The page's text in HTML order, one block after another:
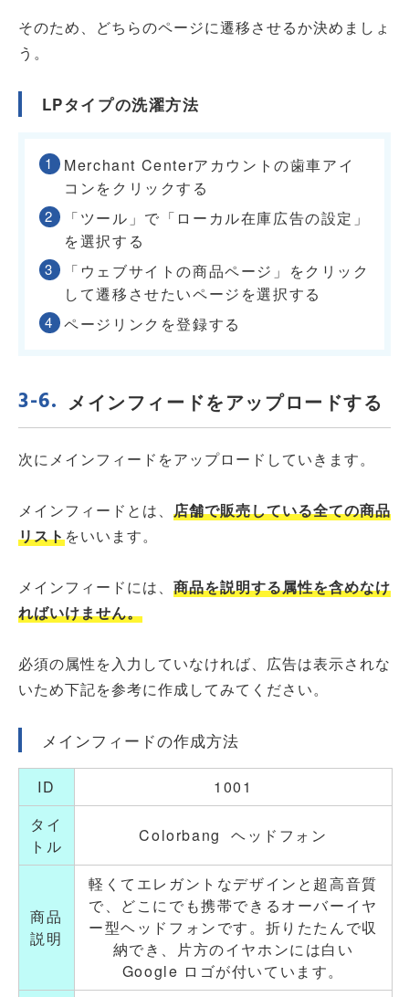
そのため、どちらのページに遷移させるか決めましょ
う。
LPタイプの洗濯方法
Merchant Centerアカウントの歯車アイ
コンをクリックする
「ツール」で「ローカル在庫広告の設定」
を選択する
「ウェブサイトの商品ページ」をクリック
して遷移させたいページを選択する
ページリンクを登録する
メインフィードをアップロードする
次にメインフィードをアップロードしていきます。
メインフィードとは、 店舗で販売している全ての商品
リストをいいます。
メインフィードには、 商品を説明する属性を含めなけ
ればいけません。
必須の属性を入力していなければ、広告は表示されな
いため下記を参考に作成してみてください。
メインフィードの作成方法
ID
1001
タイ
トル
Colorbang ヘッドフォン
商品
説明
軽くてエレガントなデザインと超高音質
で、どこにでも携帯できるオーバーイヤ
ー型ヘッドフォンです。折りたたんで収
納でき、片方のイヤホンには白い
Google ロゴが付いています。